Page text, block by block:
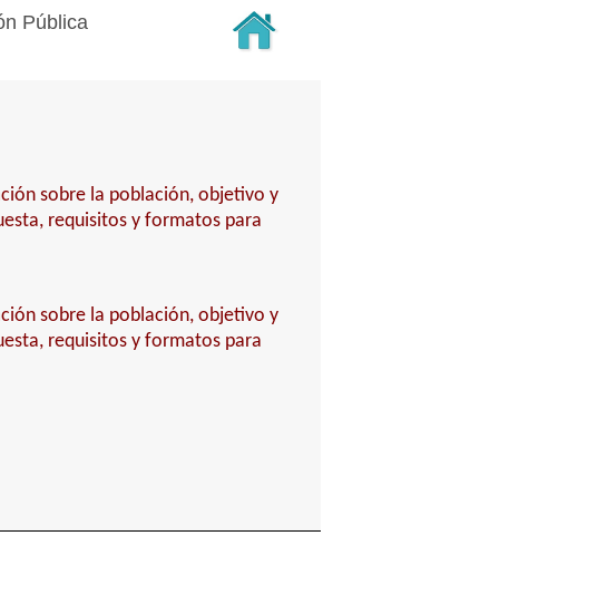
Pública
sobre la población, objetivo y
requisitos y formatos para
sobre la población, objetivo y
requisitos y formatos para